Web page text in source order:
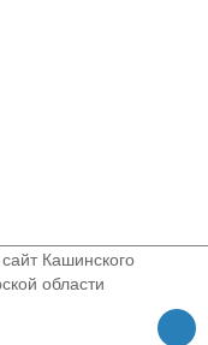
Кашинского
области